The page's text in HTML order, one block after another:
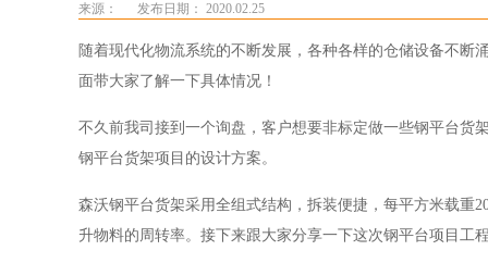
来源： 发布日期： 2020.02.25
随着现代化物流系统的不断发展，各种各样的仓储设备不
面带大家了解一下具体情况！
不久前我司接到一个询盘，客户想要非标定做一些钢平台货
钢平台货架项目的设计方案。
森沃钢平台货架采用全组式结构，拆装便捷，每平方米载重
升物料的周转率。接下来跟大家分享一下这次钢平台项目工